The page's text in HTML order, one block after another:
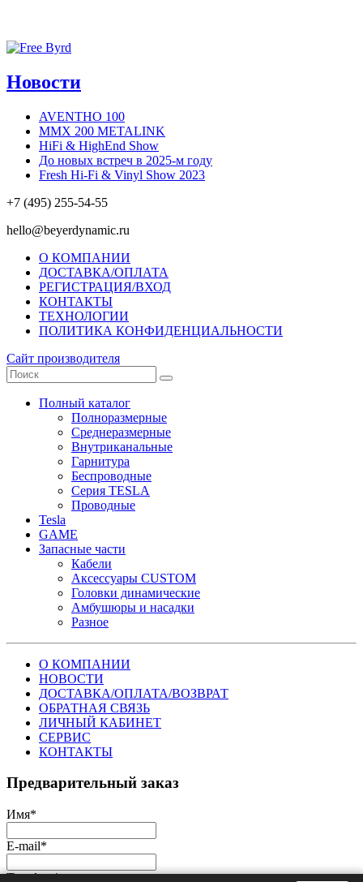
Новости
AVENTHO 100
MMX 200 METALINK
HiFi & HighEnd Show
До новых встреч в 2025-м году
Fresh Hi-Fi & Vinyl Show 2023
+7 (495) 255-54-55
hello@beyerdynamic.ru
О КОМПАНИИ
ДОСТАВКА/ОПЛАТА
РЕГИСТРАЦИЯ/ВХОД
КОНТАКТЫ
ТЕХНОЛОГИИ
ПОЛИТИКА КОНФИДЕНЦИАЛЬНОСТИ
Сайт производителя
Полный каталог
Полноразмерные
Среднеразмерные
Внутриканальные
Гарнитура
Беспроводные
Серия TESLA
Проводные
Tesla
GAME
Запасные части
Кабели
Аксессуары CUSTOM
Головки динамические
Амбушюры и насадки
Разное
О КОМПАНИИ
НОВОСТИ
ДОСТАВКА/ОПЛАТА/ВОЗВРАТ
ОБРАТНАЯ СВЯЗЬ
ЛИЧНЫЙ КАБИНЕТ
СЕРВИС
КОНТАКТЫ
Предварительный заказ
Имя*
E-mail*
Телефон*